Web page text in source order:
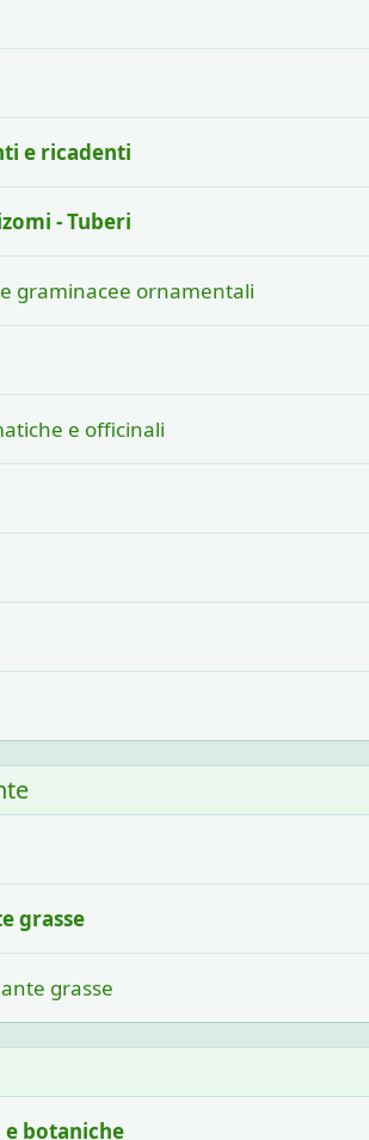
e ricadenti
- Tuberi
graminacee ornamentali
e officinali
grasse
grasse
botaniche